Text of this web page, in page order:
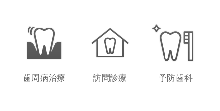
歯周病治療 訪問診療 予防歯科